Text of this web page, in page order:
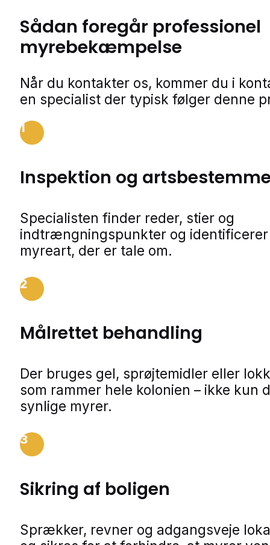
Sådan foregår professionel
myrebekæmpelse
Når du kontakter os, kommer du i
en specialist der typisk følger denne
1
Inspektion og
Specialisten finder reder, stier og
indtrængningspunkter og
myreart, der er tale om.
2
Målrettet behandling
Der bruges gel, sprøjtemidler eller
som rammer hele kolonien – ikke kun
synlige myrer.
3
Sikring af boligen
Sprækker, revner og adgangsveje